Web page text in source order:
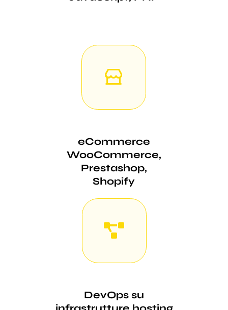
eCommerce
WooCommerce,
Prestashop,
Shopify
DevOps su